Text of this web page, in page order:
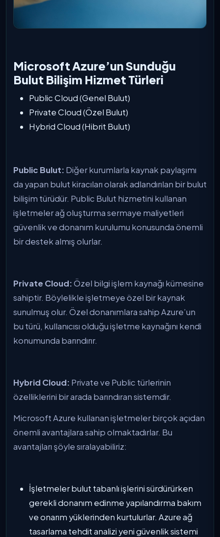
Microsoft Azure’un Sunduğu
Bulut Bilişim Hizmet Türleri
Public Cloud (Genel Bulut)
Private Cloud (Özel Bulut)
Hybrid Cloud (Hibrit Bulut)
Public Bulut: Diğer kurumlarla kaynak paylaşımı
da yapan bulut kiracıları olarak adlandırılan bir bulut
bilişim türüdür. Public Bulut hizmetini kullanan
işletmeler ağ oluşturma sermaye maliyetleri
güvenlik ve donanım kurulumu konusunda önemli
bir destek almış olurlar.
Private Cloud:Özel bilgi işlem kaynağı kümesine
sahiptir. Böylelikle işletmeye özel bir kaynak
sunulmuş olur. Özel donanımlara sahip Azure’un
bu türü, kullanıcısı olduğu işletme kaynağını kendi
konumunda barındırır.
Hybrid Cloud: Private ve Public türlerinin
özelliklerini bir arada barındıran sistemdir.
Microsoft Azure kullanan işletmeler birçok açıdan
önemli avantajlara sahip olmaktadırlar. Bu
avantajları şöyle sıralayabiliriz:
İşletmeler bulut tabanlı işlerini sürdürürken
gerekli donanım edinme yapılandırma bakım
ve onarım yüklerinden kurtulurlar. Azure ağ
tasarlama tehdit analizi yeni güvenlik sistemi